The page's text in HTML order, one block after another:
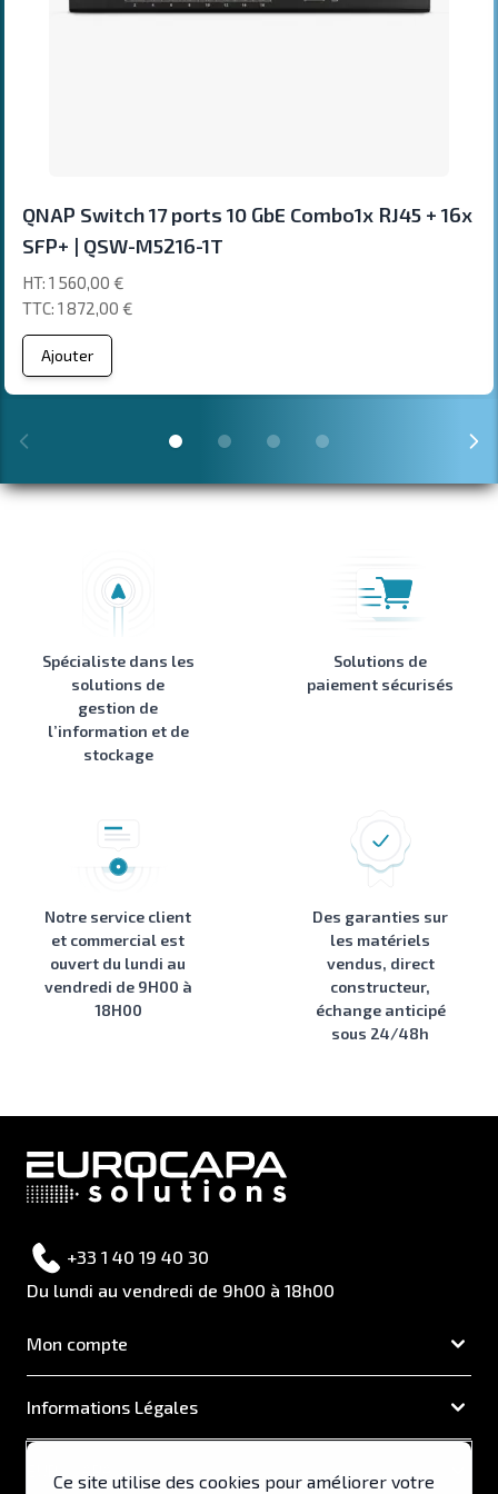
QNAP Switch 17 ports 10 GbE Combo1x RJ45 + 16x
SFP+ | QSW-M5216-1T
1 872,00 €
1 560,00 €
Ajouter
Spécialiste dans les
solutions de
gestion de
l’information et de
stockage
Solutions de
paiement sécurisés
Notre service client
et commercial est
ouvert du lundi au
vendredi de 9H00 à
18H00
Des garanties sur
les matériels
vendus, direct
constructeur,
échange anticipé
sous 24/48h
+33 1 40 19 40 30
Du lundi au vendredi de 9h00 à 18h00
Mon compte
Informations Légales
Ce site utilise des cookies pour améliorer votre